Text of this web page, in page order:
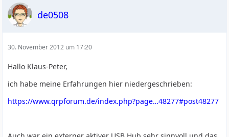
de0508
30. November 2012 um 17:20
Hallo Klaus-Peter,
ich habe meine Erfahrungen hier niedergeschrieben:
https://www.qrpforum.de/index.php?page…48277#post48277